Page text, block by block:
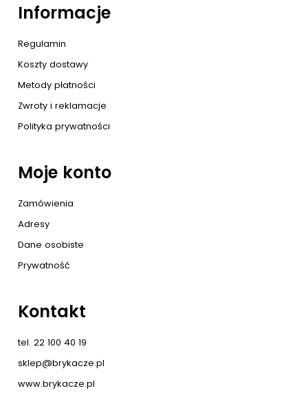
Informacje
Regulamin
Koszty dostawy
Metody płatności
Zwroty i reklamacje
Polityka prywatności
Moje konto
Zamówienia
Adresy
Dane osobiste
Prywatność
Kontakt
tel. 22 100 40 19
sklep@brykacze.pl
www.brykacze.pl